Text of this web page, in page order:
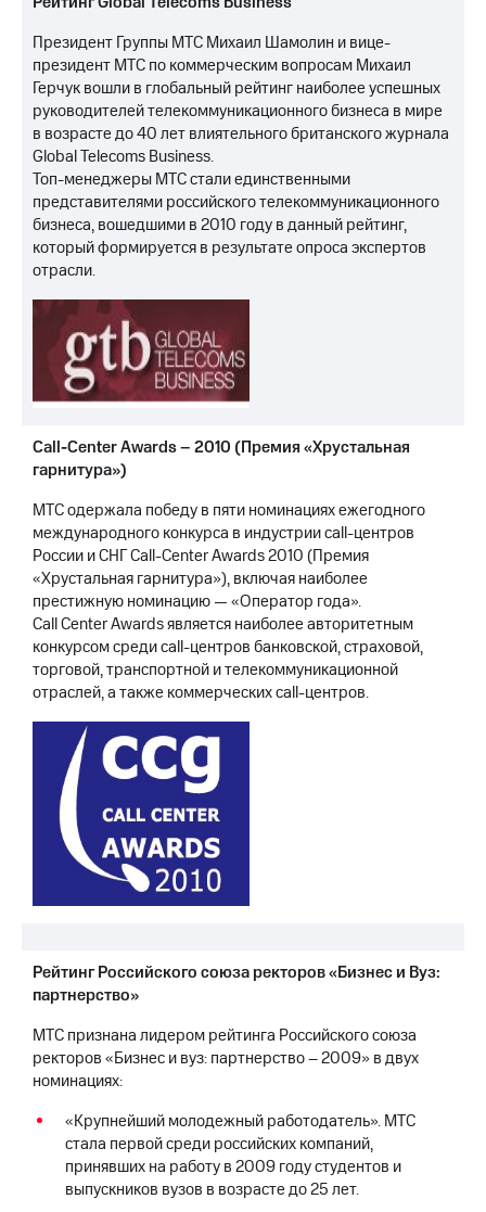
МТС
о технологиях
Достижения
Интервью
Финансовая
отчетность
Контакты
Новости
в
регионе
и акционерам
Корпоративное
управление
Корпоративный
секретарь
информации
Информация
акционерам
Документы
ПАО
"МТС"
Собрания
акционеров
Личный
кабинет
акционера
Акционерный
капитал
Контроль
аудит
Рынок
акций
Описание
Порядок
выкупа
акций
Дивиденды
Рынок
облигаций
Описание
Еврооблигации-2023
Уведомление
о
погашении
Президент Группы МТС Михаил Шамолин и вице-
президент МТС по коммерческим вопросам Михаил
Герчук вошли в глобальный рейтинг наиболее успешных
руководителей телекоммуникационного бизнеса в мире
в возрасте до 40 лет влиятельного британского журнала
Global Telecoms Business.
Топ-менеджеры МТС стали единственными
представителями российского телекоммуникационного
бизнеса, вошедшими в 2010 году в данный рейтинг,
который формируется в результате опроса экспертов
отрасли.
Call-Center Awards – 2010 (Премия «Хрустальная
гарнитура»)
МТС одержала победу в пяти номинациях ежегодного
международного конкурса в индустрии call-центров
России и СНГ Call-Center Awards 2010 (Премия
«Хрустальная гарнитура»), включая наиболее
престижную номинацию — «Оператор года».
Call Center Awards является наиболее авторитетным
конкурсом среди call-центров банковской, страховой,
торговой, транспортной и телекоммуникационной
отраслей, а также коммерческих call-центров.
Рейтинг Российского союза ректоров «Бизнес и Вуз:
партнерство»
МТС признана лидером рейтинга Российского союза
ректоров «Бизнес и вуз: партнерство – 2009» в двух
номинациях:
«Крупнейший молодежный работодатель». МТС
стала первой среди российских компаний,
принявших на работу в 2009 году студентов и
выпускников вузов в возрасте до 25 лет.